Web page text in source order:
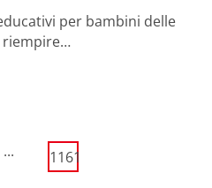
per bambini delle
riempire…
... 1161